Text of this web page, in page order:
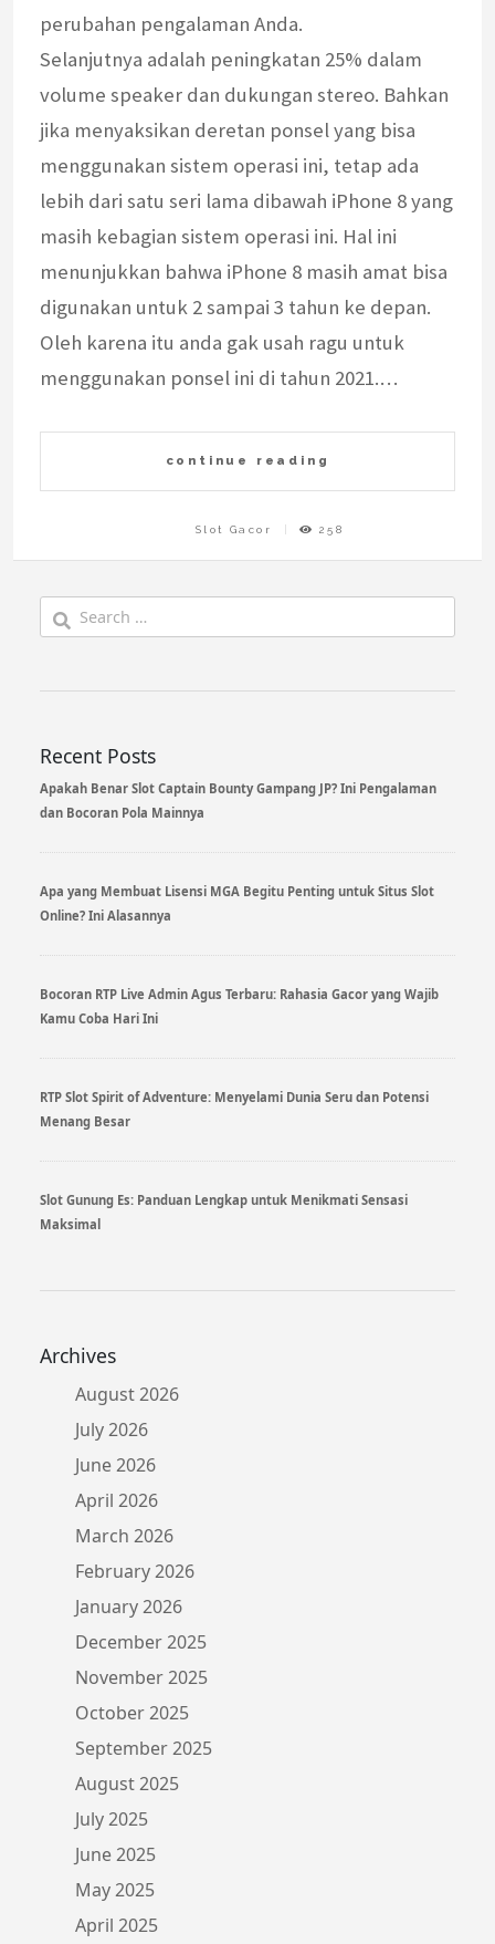
perubahan pengalaman Anda.
Selanjutnya adalah peningkatan 25% dalam
volume speaker dan dukungan stereo. Bahkan
jika menyaksikan deretan ponsel yang bisa
menggunakan sistem operasi ini, tetap ada
lebih dari satu seri lama dibawah iPhone 8 yang
masih kebagian sistem operasi ini. Hal ini
menunjukkan bahwa iPhone 8 masih amat bisa
digunakan untuk 2 sampai 3 tahun ke depan.
Oleh karena itu anda gak usah ragu untuk
menggunakan ponsel ini di tahun 2021.…
continue reading
Slot Gacor 258
for:
Recent Posts
Apakah Benar Slot Captain Bounty Gampang JP? Ini Pengalaman
dan Bocoran Pola Mainnya
Apa yang Membuat Lisensi MGA Begitu Penting untuk Situs Slot
Online? Ini Alasannya
Bocoran RTP Live Admin Agus Terbaru: Rahasia Gacor yang Wajib
Kamu Coba Hari Ini
RTP Slot Spirit of Adventure: Menyelami Dunia Seru dan Potensi
Menang Besar
Slot Gunung Es: Panduan Lengkap untuk Menikmati Sensasi
Maksimal
Archives
August 2026
July 2026
June 2026
April 2026
March 2026
February 2026
January 2026
December 2025
November 2025
October 2025
September 2025
August 2025
July 2025
June 2025
May 2025
April 2025